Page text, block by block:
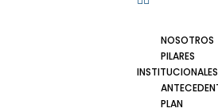
NOSOTROS
PILARES
INSTITUCIONALES
PLAN